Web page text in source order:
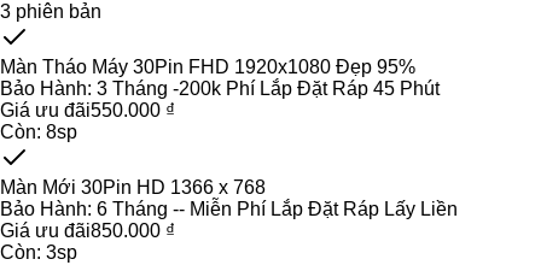
3 phiên bản
Màn Tháo Máy 30Pin FHD 1920x1080 Đẹp 95%
Bảo Hành: 3 Tháng -200k Phí Lắp Đặt Ráp 45 Phút
Giá ưu đãi550.000 ₫
Còn: 8sp
Màn Mới 30Pin HD 1366 x 768
Bảo Hành: 6 Tháng -- Miễn Phí Lắp Đặt Ráp Lấy Liền
Giá ưu đãi850.000 ₫
Còn: 3sp